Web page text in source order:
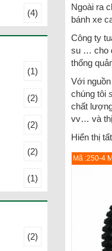
(4)
(1)
(2)
(2)
(2)
(1)
(2)
Ngoài ra
bánh xe
Công ty
su … cho
thống
Với
chúng tôi
chất
vv… và
Hiển thị
Mã :250-4